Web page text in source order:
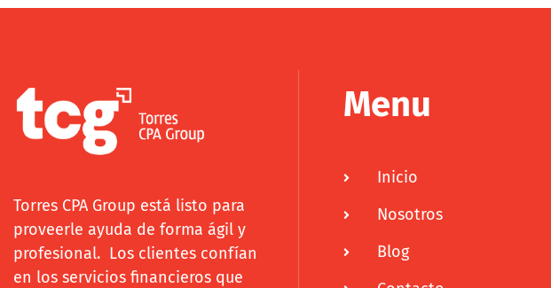
Torres CPA Group está listo para
proveerle ayuda de forma ágil y
profesional. Los clientes confían
en los servicios financieros que
Menu
Inicio
Nosotros
Blog